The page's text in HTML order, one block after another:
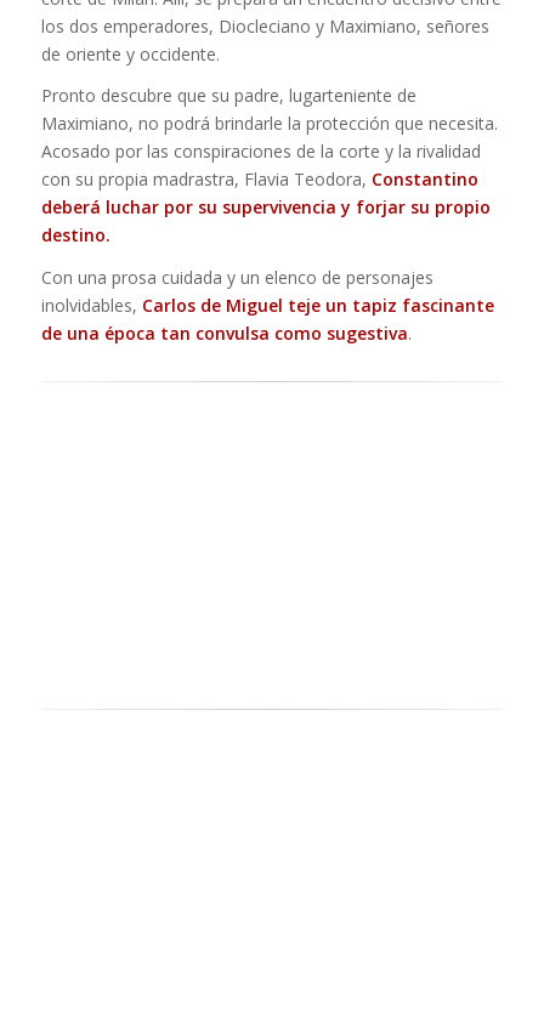
los dos emperadores, Diocleciano y Maximiano, señores
de oriente y occidente.
Pronto descubre que su padre, lugarteniente de
Maximiano, no podrá brindarle la protección que necesita.
Acosado por las conspiraciones de la corte y la rivalidad
con su propia madrastra, Flavia Teodora, Constantino
deberá luchar por su supervivencia y forjar su propio
destino.
Con una prosa cuidada y un elenco de personajes
inolvidables, Carlos de Miguel teje un tapiz fascinante
de una época tan convulsa como sugestiva.